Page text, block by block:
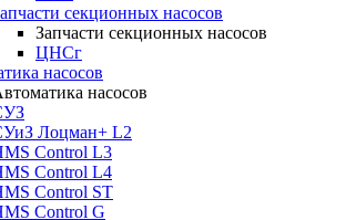
секционных насосов
Запчасти секционных насосов
ЦНСг
насосов
насосов
Лоцман+ L2
Control L3
Control L4
Control ST
Control G